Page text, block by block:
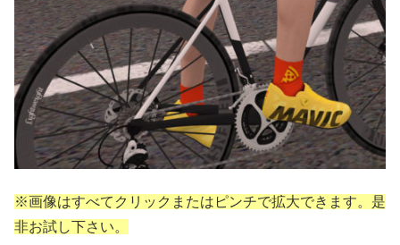
※画像はすべてクリックまたはピンチで拡大できます。是
非お試し下さい。